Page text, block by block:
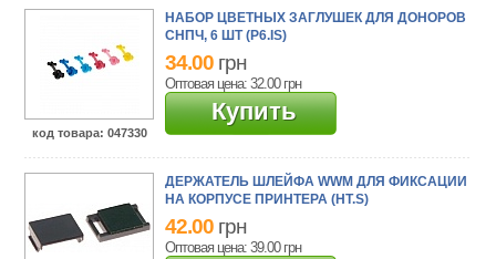
код товара: 047330
НАБОР ЦВЕТНЫХ ЗАГЛУШЕК ДЛЯ ДОНОРОВ
СНПЧ, 6 ШТ (P6.IS)
34.00 грн
Оптовая цена: 32.00 грн
Купить
ДЕРЖАТЕЛЬ ШЛЕЙФА WWM ДЛЯ ФИКСАЦИИ
НА КОРПУСЕ ПРИНТЕРА (HT.S)
42.00 грн
Оптовая цена: 39.00 грн